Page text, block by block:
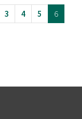
3 4 5
6